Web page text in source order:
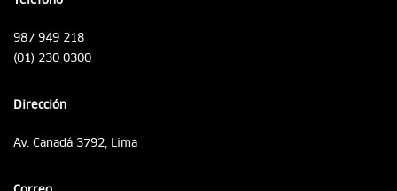
987 949 218
(01) 230 0300
Dirección
Av. Canadá 3792, Lima